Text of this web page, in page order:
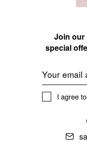
Join our
special
Email
I agree